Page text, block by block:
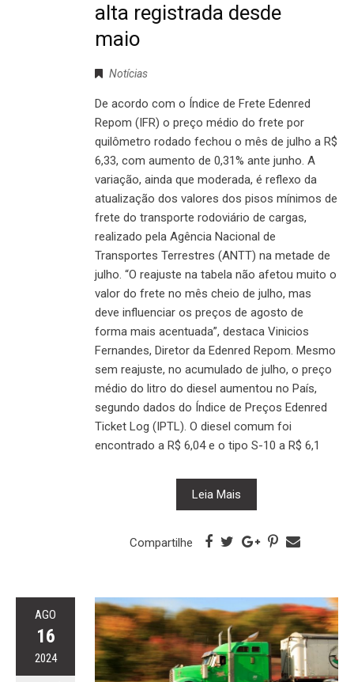
alta registrada desde
maio
Notícias
De acordo com o Índice de Frete Edenred
Repom (IFR) o preço médio do frete por
quilômetro rodado fechou o mês de julho a R$
6,33, com aumento de 0,31% ante junho. A
variação, ainda que moderada, é reflexo da
atualização dos valores dos pisos mínimos de
frete do transporte rodoviário de cargas,
realizado pela Agência Nacional de
Transportes Terrestres (ANTT) na metade de
julho. “O reajuste na tabela não afetou muito o
valor do frete no mês cheio de julho, mas
deve influenciar os preços de agosto de
forma mais acentuada”, destaca Vinicios
Fernandes, Diretor da Edenred Repom. Mesmo
sem reajuste, no acumulado de julho, o preço
médio do litro do diesel aumentou no País,
segundo dados do Índice de Preços Edenred
Ticket Log (IPTL). O diesel comum foi
encontrado a R$ 6,04 e o tipo S-10 a R$ 6,1
Leia Mais
Compartilhe
AGO
16
2024